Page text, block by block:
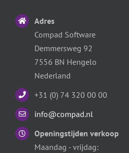
Adres
Compad Software
Demmersweg 92
7556 BN Hengelo
Nederland
+31 (0) 74 320 00 00
info@compad.nl
Openingstijden verkoop
Maandag - vrijdag: